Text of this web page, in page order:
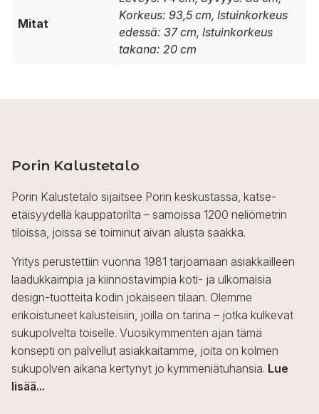
Mitat
Korkeus: 93,5 cm, Istuinkorkeus
edessä: 37 cm, Istuinkorkeus
takana: 20 cm
Porin Kalustetalo
Porin Kalustetalo sijaitsee Porin keskustassa, katse-
etäisyydellä kauppatorilta – samoissa 1200 neliömetrin
tiloissa, joissa se toiminut aivan alusta saakka.
Yritys perustettiin vuonna 1981 tarjoamaan asiakkailleen
laadukkaimpia ja kiinnostavimpia koti- ja ulkomaisia
design-tuotteita kodin jokaiseen tilaan. Olemme
erikoistuneet kalusteisiin, joilla on tarina – jotka kulkevat
sukupolvelta toiselle. Vuosikymmenten ajan tämä
konsepti on palvellut asiakkaitamme, joita on kolmen
sukupolven aikana kertynyt jo kymmeniätuhansia. Lue
lisää...